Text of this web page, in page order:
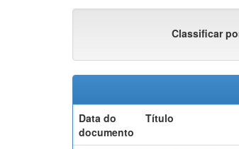
Classificar
Data do
documento
Título